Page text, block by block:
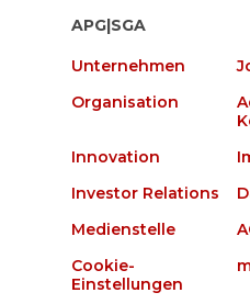
APG|SGA
Unternehmen
Organisation
Innovation
Investor Relations
Medienstelle
Cookie-
Einstellungen